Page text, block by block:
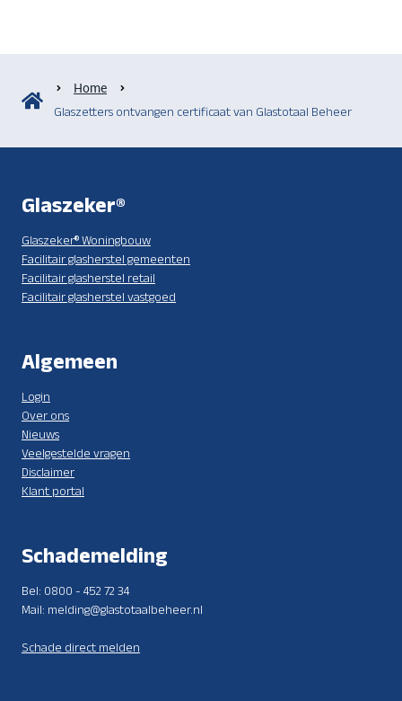
Home
Glaszetters ontvangen certificaat van Glastotaal Beheer
Glaszeker®
Glaszeker® Woningbouw
Facilitair glasherstel gemeenten
Facilitair glasherstel retail
Facilitair glasherstel vastgoed
Algemeen
Login
Over ons
Nieuws
Veelgestelde vragen
Disclaimer
Klant portal
Schademelding
Bel: 0800 - 452 72 34
Mail: melding@glastotaalbeheer.nl
Schade direct melden